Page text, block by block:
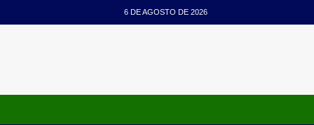
6 DE AGOSTO DE 2026